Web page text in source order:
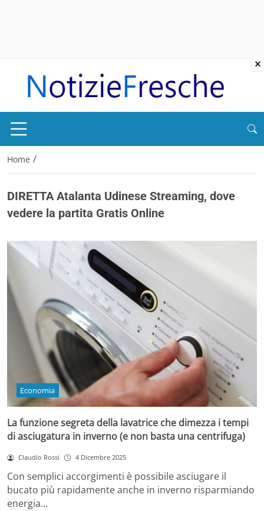
Home /
DIRETTA Atalanta Udinese Streaming, dove
vedere la partita Gratis Online
Economia
La funzione segreta della lavatrice che dimezza i tempi
di asciugatura in inverno (e non basta una centrifuga)
Claudio Rossi 4 Dicembre 2025
Con semplici accorgimenti è possibile asciugare il
bucato più rapidamente anche in inverno risparmiando
energia…
×